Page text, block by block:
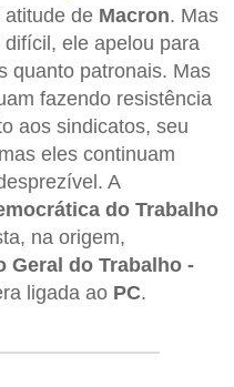
atitude de Macron. Mas
ele apelou para
quanto patronais. Mas
fazendo resistência
aos sindicatos, seu
eles continuam
A
do Trabalho
na origem,
Geral do Trabalho -
ligada ao PC.